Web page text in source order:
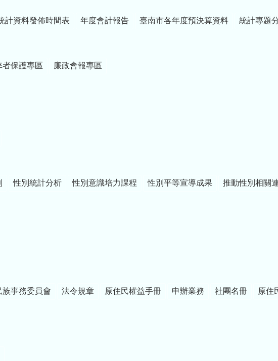
計資料發佈時間表 年度會計報告 臺南市各年度預決算資料 統計專題
者保護專區 廉政會報專區
性別統計分析 性別意識培力課程 性別平等宣導成果 推動性別相關
事務委員會 法令規章 原住民權益手冊 申辦業務 社團名冊 原住